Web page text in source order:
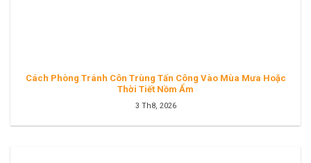
Cách Phòng Tránh Côn Trùng Tấn Công Vào Mùa Mưa Hoặc
Thời Tiết Nồm Ẩm
3 Th8, 2026